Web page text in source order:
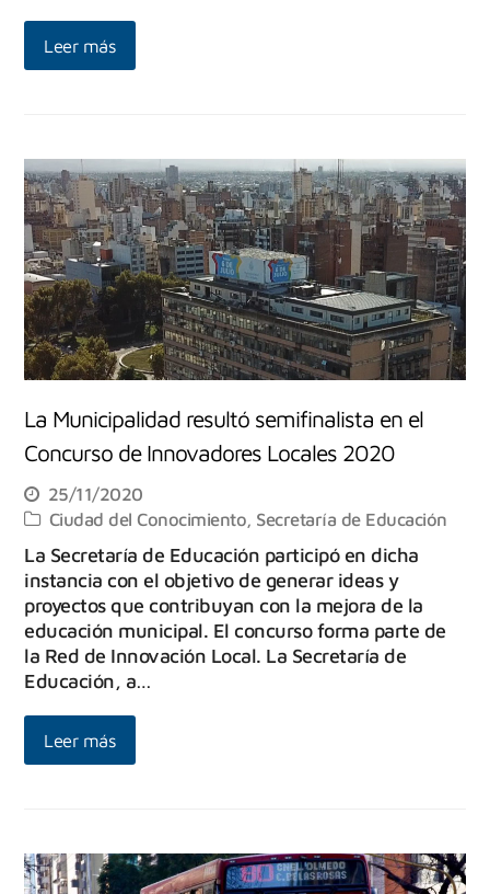
Leer más
La Municipalidad resultó semifinalista en el
Concurso de Innovadores Locales 2020
25/11/2020
Ciudad del Conocimiento, Secretaría de Educación
La Secretaría de Educación participó en dicha
instancia con el objetivo de generar ideas y
proyectos que contribuyan con la mejora de la
educación municipal. El concurso forma parte de
la Red de Innovación Local. La Secretaría de
Educación, a…
Leer más